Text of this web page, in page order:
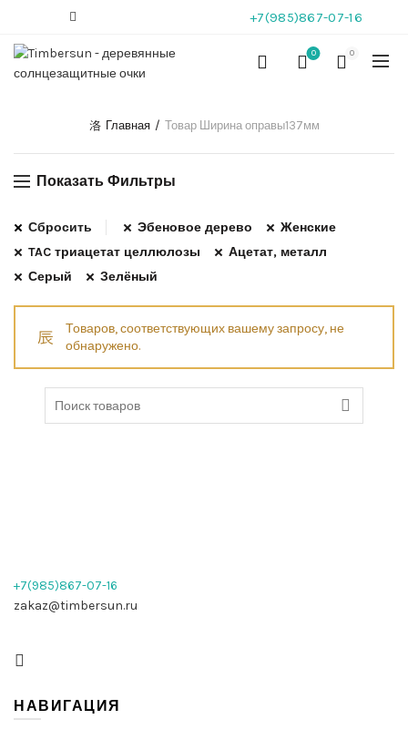
+7(985)867-07-16
0 0
Главная Товар Ширина оправы137мм
Показать Фильтры
Сбросить Эбеновое дерево
Женские
TAC триацетат целлюлозы
Ацетат, металл
Серый
Зелёный
Товаров, соответствующих вашему запросу, не
обнаружено.
+7(985)867-07-16
zakaz@timbersun.ru
НАВИГАЦИЯ